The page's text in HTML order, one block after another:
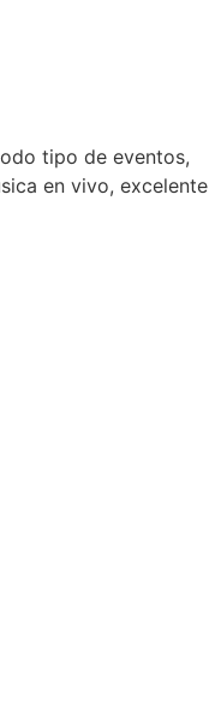
tipo de eventos,
en vivo, excelente